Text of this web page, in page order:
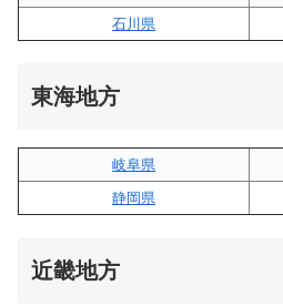
石川県
東海地方
岐阜県
静岡県
近畿地方